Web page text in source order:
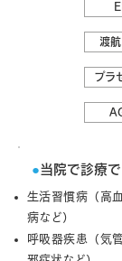
渡
プラ
●当院で診療
生活習慣病（高
病など）
呼吸器疾患（気